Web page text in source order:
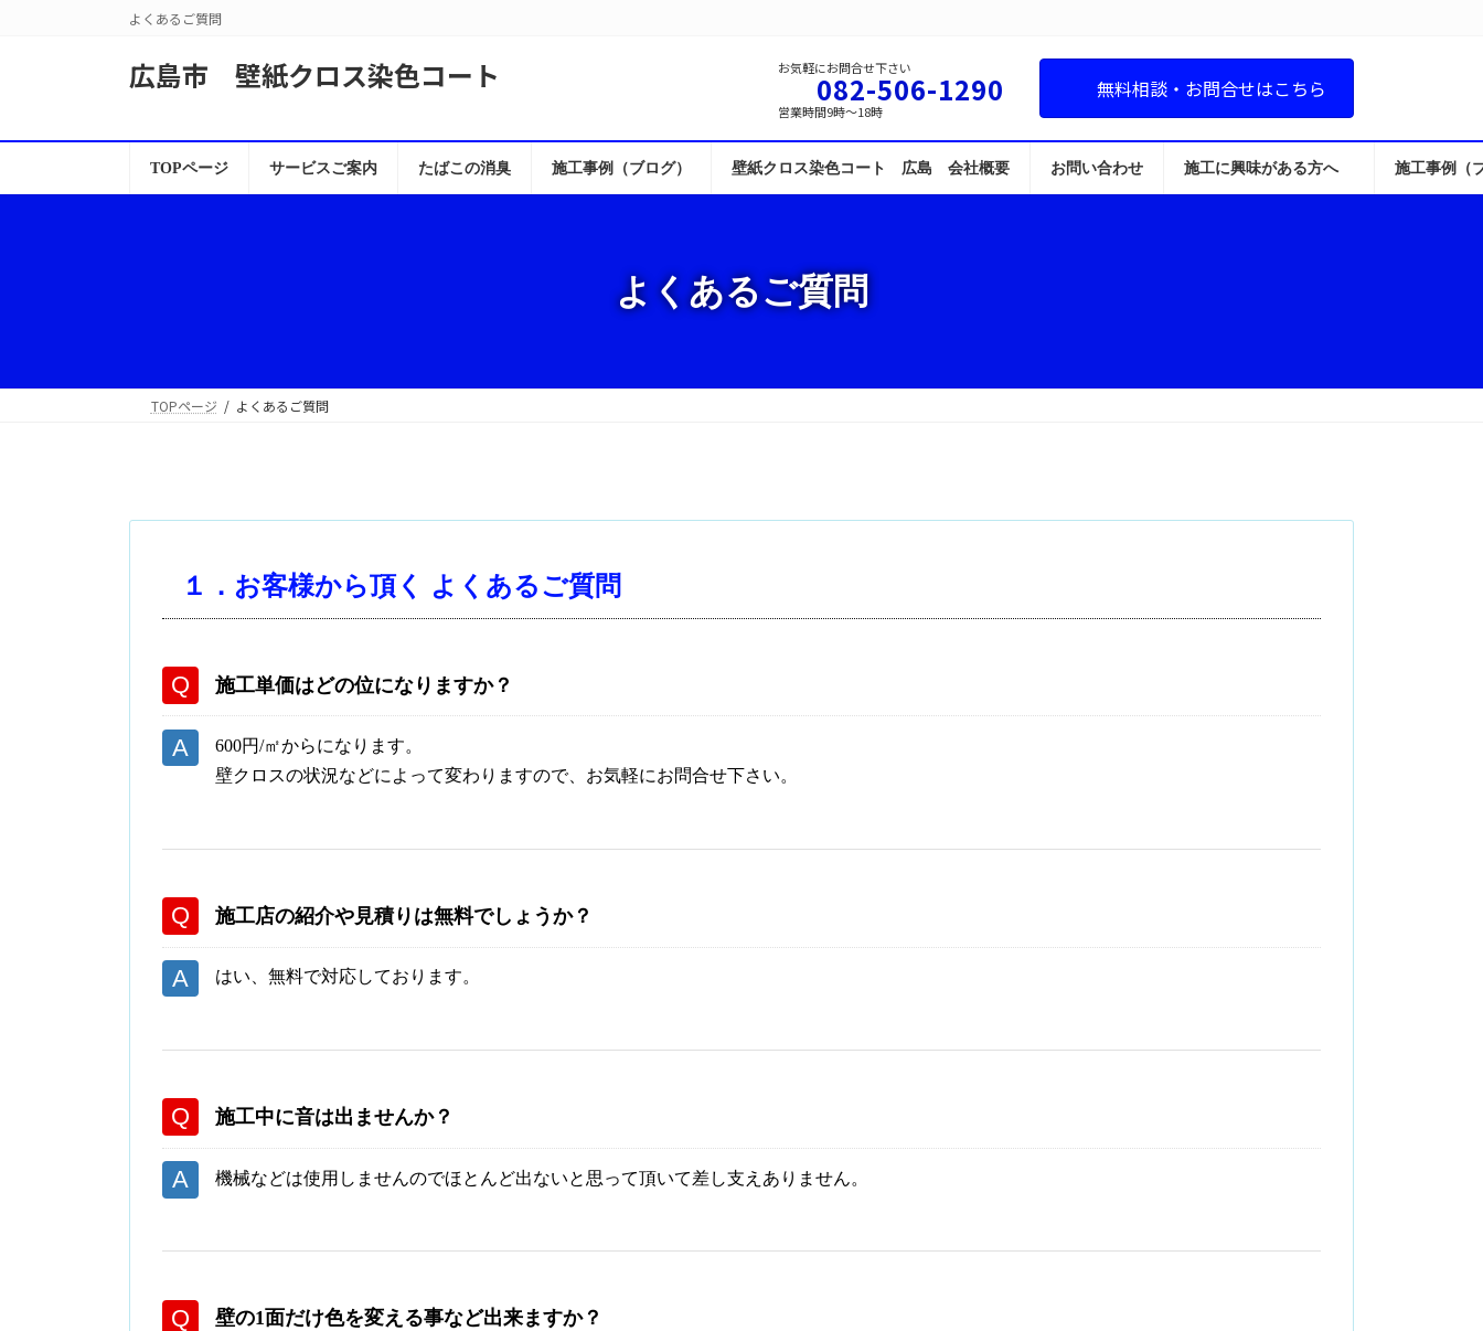
へ
キ
ョ
に
よくあるご質問
広島市 壁紙クロス染色コート お気軽にお問合せ下さい
082-506-1290
営業時間9時～18時
無料相談・お問合せはこちら
TOPページ サービスご案内 たばこの消臭 施工事例（ブログ） 壁紙クロス染色コート 広島 会社概要 お問い合わせ 施工に興味がある方へ 施工事例（
よくあるご質問
TOPページ よくあるご質問
１．お客様から頂く よくあるご質問
施工単価はどの位になりますか？
600円/㎡からになります。
壁クロスの状況などによって変わりますので、お気軽にお問合せ下さい。
施工店の紹介や見積りは無料でしょうか？
はい、無料で対応しております。
施工中に音は出ませんか？
機械などは使用しませんのでほとんど出ないと思って頂いて差し支えありません。
壁の1面だけ色を変える事など出来ますか？